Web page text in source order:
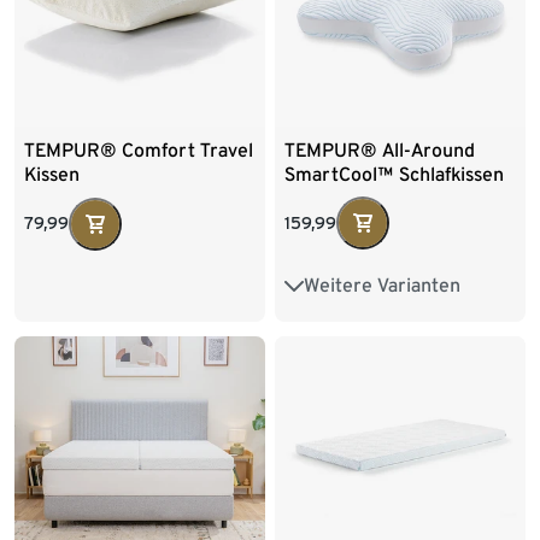
TEMPUR® Comfort Travel
Kissen
79,99
TEMPUR® All-Around
SmartCool™ Schlafkissen
159,99
Weitere Varianten
Kissenbezug Platin